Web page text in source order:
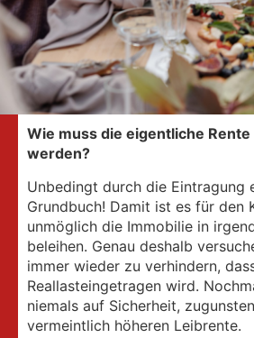
Wie muss die eigentliche
werden?
Unbedingt durch die Eintragung
Grundbuch! Damit ist es für den
unmöglich die Immobilie in
beleihen. Genau deshalb
immer wieder zu verhindern,
Reallasteingetragen wird.
niemals auf Sicherheit,
vermeintlich höheren Leibrente.